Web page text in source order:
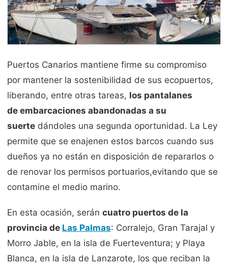
Puertos Canarios mantiene firme su compromiso
por mantener la sostenibilidad de sus ecopuertos,
liberando, entre otras tareas, los pantalanes
de embarcaciones abandonadas a su
suerte dándoles una segunda oportunidad. La Ley
permite que se enajenen estos barcos cuando sus
dueños ya no están en disposición de repararlos o
de renovar los permisos portuarios,evitando que se
contamine el medio marino.
En esta ocasión, serán cuatro puertos de la
provincia de Las Palmas: Corralejo, Gran Tarajal y
Morro Jable, en la isla de Fuerteventura; y Playa
Blanca, en la isla de Lanzarote, los que reciban la